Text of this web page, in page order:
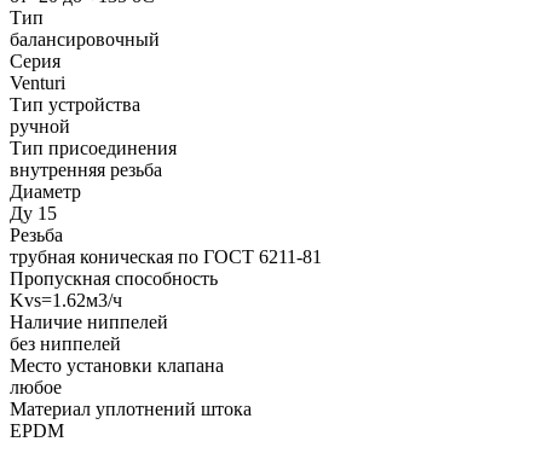
Тип
балансировочный
Серия
Venturi
Тип устройства
ручной
Тип присоединения
внутренняя резьба
Диаметр
Ду 15
Резьба
трубная коническая по ГОСТ 6211-81
Пропускная способность
Kvs=1.62м3/ч
Наличие ниппелей
без ниппелей
Место установки клапана
любое
Материал уплотнений штока
EPDM